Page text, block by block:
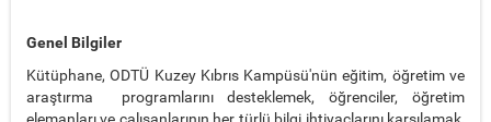
Genel Bilgiler
Kütüphane, ODTÜ Kuzey Kıbrıs Kampüsü'nün eğitim, öğretim ve
araştırma programlarını desteklemek, öğrenciler, öğretim